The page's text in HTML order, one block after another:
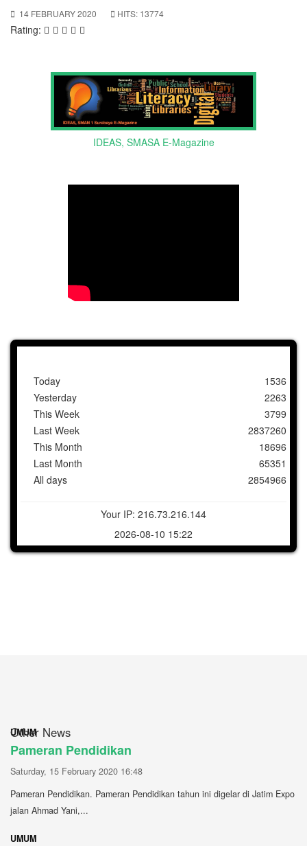
14 FEBRUARY 2020 HITS: 13774
Rating:
IDEAS, SMASA E-Magazine
Today
Yesterday
This Week
Last Week
This Month
Last Month
All days
1536
2263
3799
2837260
18696
65351
2854966
Your IP: 216.73.216.144
2026-08-10 15:22
Other News
UMUM
Pameran Pendidikan
Saturday, 15 February 2020 16:48
Pameran Pendidikan. Pameran Pendidikan tahun ini digelar di Jatim Expo
jalan Ahmad Yani,...
UMUM